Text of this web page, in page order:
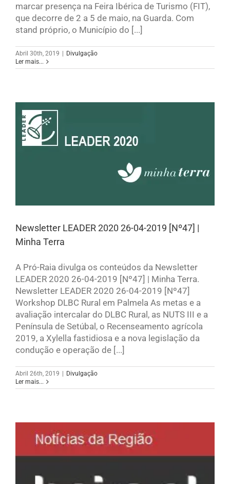
marcar presença na Feira Ibérica de Turismo (FIT),
que decorre de 2 a 5 de maio, na Guarda. Com
stand próprio, o Município do [...]
Abril 30th, 2019 | Divulgação
Ler mais...
Newsletter LEADER 2020 26-04-2019 [Nº47] |
Minha Terra
A Pró-Raia divulga os conteúdos da Newsletter
LEADER 2020 26-04-2019 [Nº47] | Minha Terra.
Newsletter LEADER 2020 26-04-2019 [Nº47]
Workshop DLBC Rural em Palmela As metas e a
avaliação intercalar do DLBC Rural, as NUTS III e a
Península de Setúbal, o Recenseamento agrícola
2019, a Xylella fastidiosa e a nova legislação da
condução e operação de [...]
Abril 26th, 2019 | Divulgação
Ler mais...